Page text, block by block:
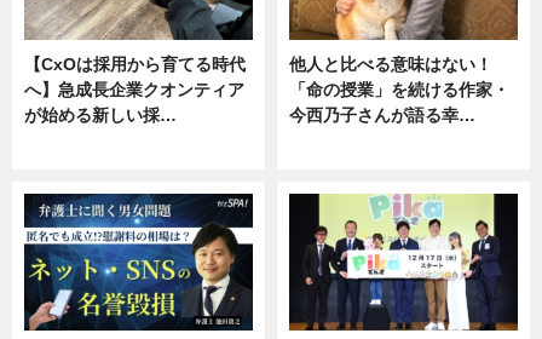
【CxOは採用から育てる時代
へ】急成長企業クオンティア
が始める新しい採…
他人と比べる意味はない！
「命の授業」を続ける作家・
今西乃子さんが語る幸…